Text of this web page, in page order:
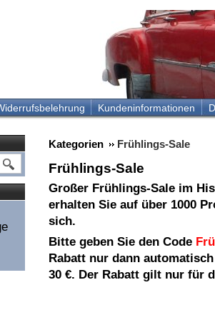
Kundeninformationen
Kategorien Frühlings-Sale
Frühlings-Sale
Großer Frühlings-Sale im
erhalten Sie auf über 1000
sich.
Bitte geben Sie den Code
Rabatt nur dann
30 €. Der Rabatt gilt nur für